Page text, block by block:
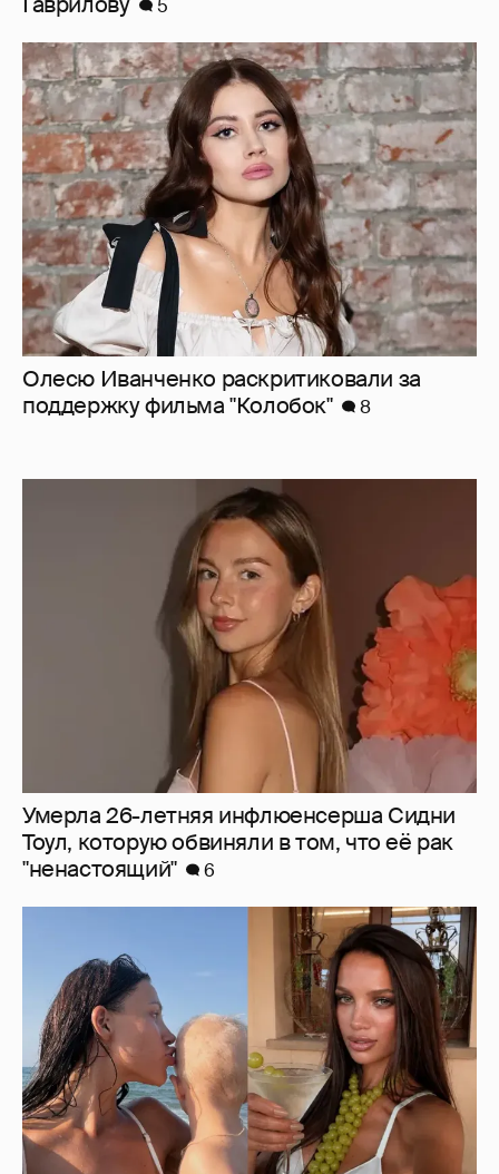
Олесю Иванченко раскритиковали за
поддержку фильма "Колобок"
8
Умерла 26-летняя инфлюенсерша Сидни
Тоул, которую обвиняли в том, что её рак
"ненастоящий"
6
Экскурсия на винодельню и йога: жена
владельца "Эксмо" Инесса Шевчук
отдыхает с детьми в Италии
22